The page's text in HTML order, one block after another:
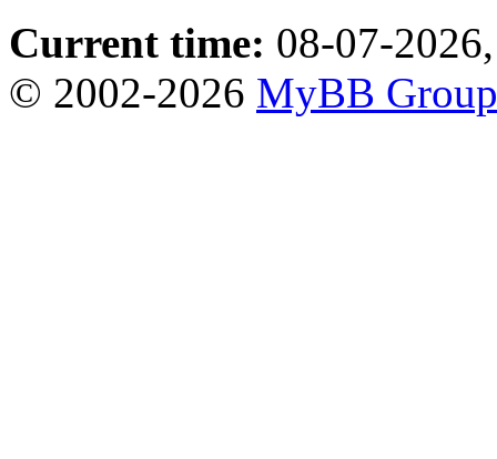
Current time: 08-07-
© 2002-2026 MyBB Group